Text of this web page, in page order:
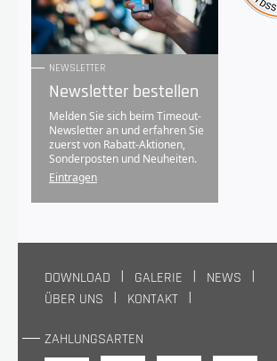
NEWSLETTER
Newsletter bestellen
Melden Sie sich beim Timeout-
Newsletter an und erfahren Sie
zuerst von Rabatt-Aktionen,
Sonderposten und Neuheiten.
Eintragen
DOWNLOAD GALERIE
NEWS
ÜBER UNS
KONTAKT
ZAHLUNGSARTEN